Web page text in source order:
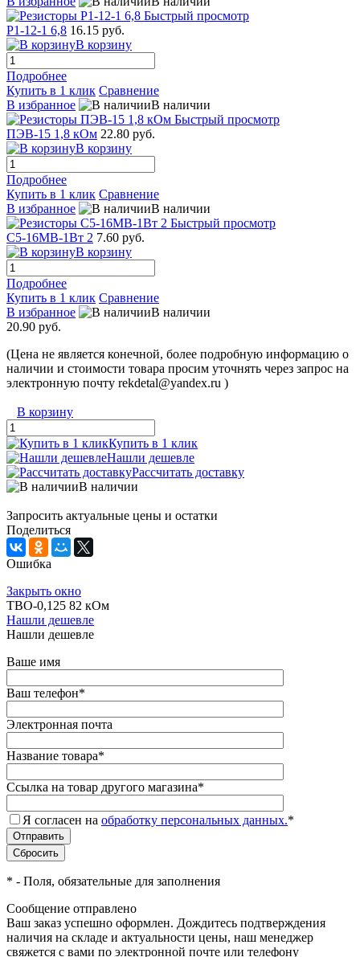
Быстрый просмотр
Р1-12-1 6,8 16.15 руб.
В корзину
Подробнее
Купить в 1 клик Сравнение
В избранное
В наличии
Быстрый просмотр
ПЭВ-15 1,8 кОм 22.80 руб.
В корзину
Подробнее
Купить в 1 клик Сравнение
В избранное
В наличии
Быстрый просмотр
С5-16МВ-1Вт 2 7.60 руб.
В корзину
Подробнее
Купить в 1 клик Сравнение
В избранное
В наличии
20.90 руб.
(Цена не является конечной, более подробную информацию о
наличии и стоимости товара просим уточнять через запрос на
электронную почту rekdetal@yandex.ru )
В корзину
Купить в 1 клик
Нашли дешевле
Рассчитать доставку
В наличии
Запросить актуальные цены и остатки
Поделиться
Ошибка
Закрыть окно
ТВО-0,125 82 кОм
Нашли дешевле
Нашли дешевле
Ваше имя
Ваш телефон*
Электронная почта
Название товара*
Ссылка на товар другого магазина*
Я согласен на обработку персональных данных.*
* - Поля, обязательные для заполнения
Сообщение отправлено
Ваш заказ успешно оформлен. Дождитесь подтверждения
наличия на складе и актуальности цены, наш менеджер
свяжется с вами по электронной почте или телефону